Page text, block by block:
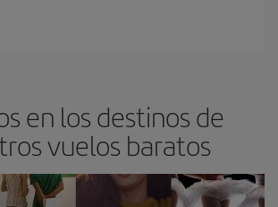
en los destinos de
vuelos baratos